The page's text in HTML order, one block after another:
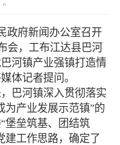
府新闻办公室召开
会，工布江达县巴河
河镇产业强镇打造情
体记者提问。
巴河镇深入贯彻落实
为产业发展示范镇”的
堡垒筑基、团结筑
建工作思路，确定了